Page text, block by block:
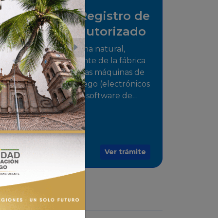
Solicitud de Registro de
distribuidor autorizado
Tramite para la persona natural,
jurídica o representante de la fábrica
que comercializarán las máquinas de
juego o medios de juego (electrónicos
o electromecánicos o software de
juegos) de las Empresas Fabricantes
Autorizadas
Ver trámite